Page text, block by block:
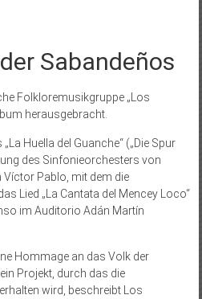
Sabandeños
Folkloremusikgruppe „Los
herausgebracht.
Huella del Guanche“ („Die Spur
des Sinfonieorchesters von
Víctor Pablo, mit dem die
Lied „La Cantata del Mencey Loco“
im Auditorio Adán Martín
Hommage an das Volk der
Projekt, durch das die
wird, beschreibt Los